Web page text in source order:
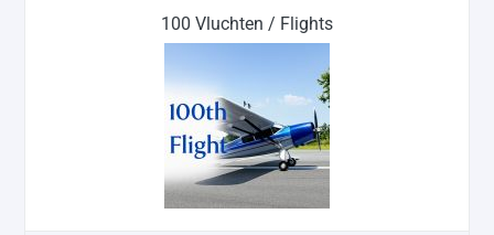
100 Vluchten / Flights